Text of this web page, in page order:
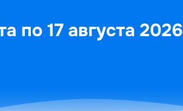
по 17 августа 2026